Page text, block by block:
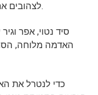
לצהובים אם האדמה קרה, רטובה מדי ושרועה בטפילים.
סיד נטוי, אפר
כדי לנטרל את